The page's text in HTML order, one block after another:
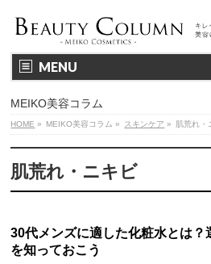
MENU
MEIKO美容コラム
HOME » MEIKO美容コラム » スキンケア » 肌荒れ・
肌荒れ・ニキビ
30代メンズに適した化粧水とは？
を知っておこう